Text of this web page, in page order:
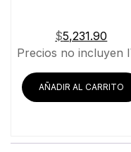
$5,231.90
Precios no incluyen
AÑADIR AL CARRITO